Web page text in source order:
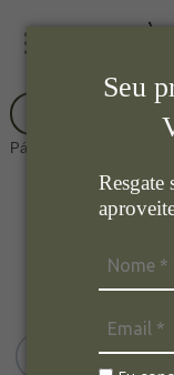
Seu
Resgate
Página Inicial